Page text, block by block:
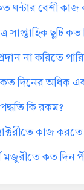
ঘন্টার বেশী
সাপ্তাহিক ছুটি
না করিতে
কত দিনের অধিক
কি রকম?
কাজ করতে
মজুরীতে কত দিন